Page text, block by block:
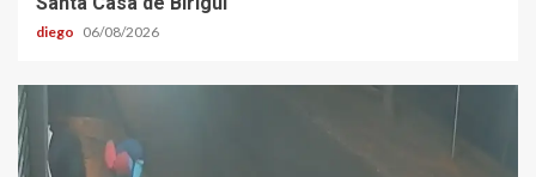
diego 06/08/2026